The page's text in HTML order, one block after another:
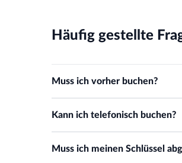
Häufig gestellte
Muss ich vorher buchen?
Kann ich telefonisch buchen?
Webseite möglich.
Muss ich meinen Schlüssel